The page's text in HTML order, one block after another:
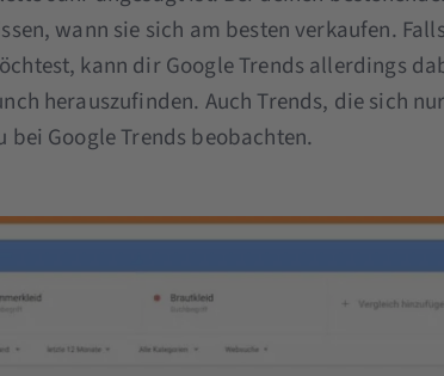
wann sie sich am besten verkaufen.
kann dir Google Trends allerdings
herauszufinden. Auch Trends, die sich
Google Trends beobachten.